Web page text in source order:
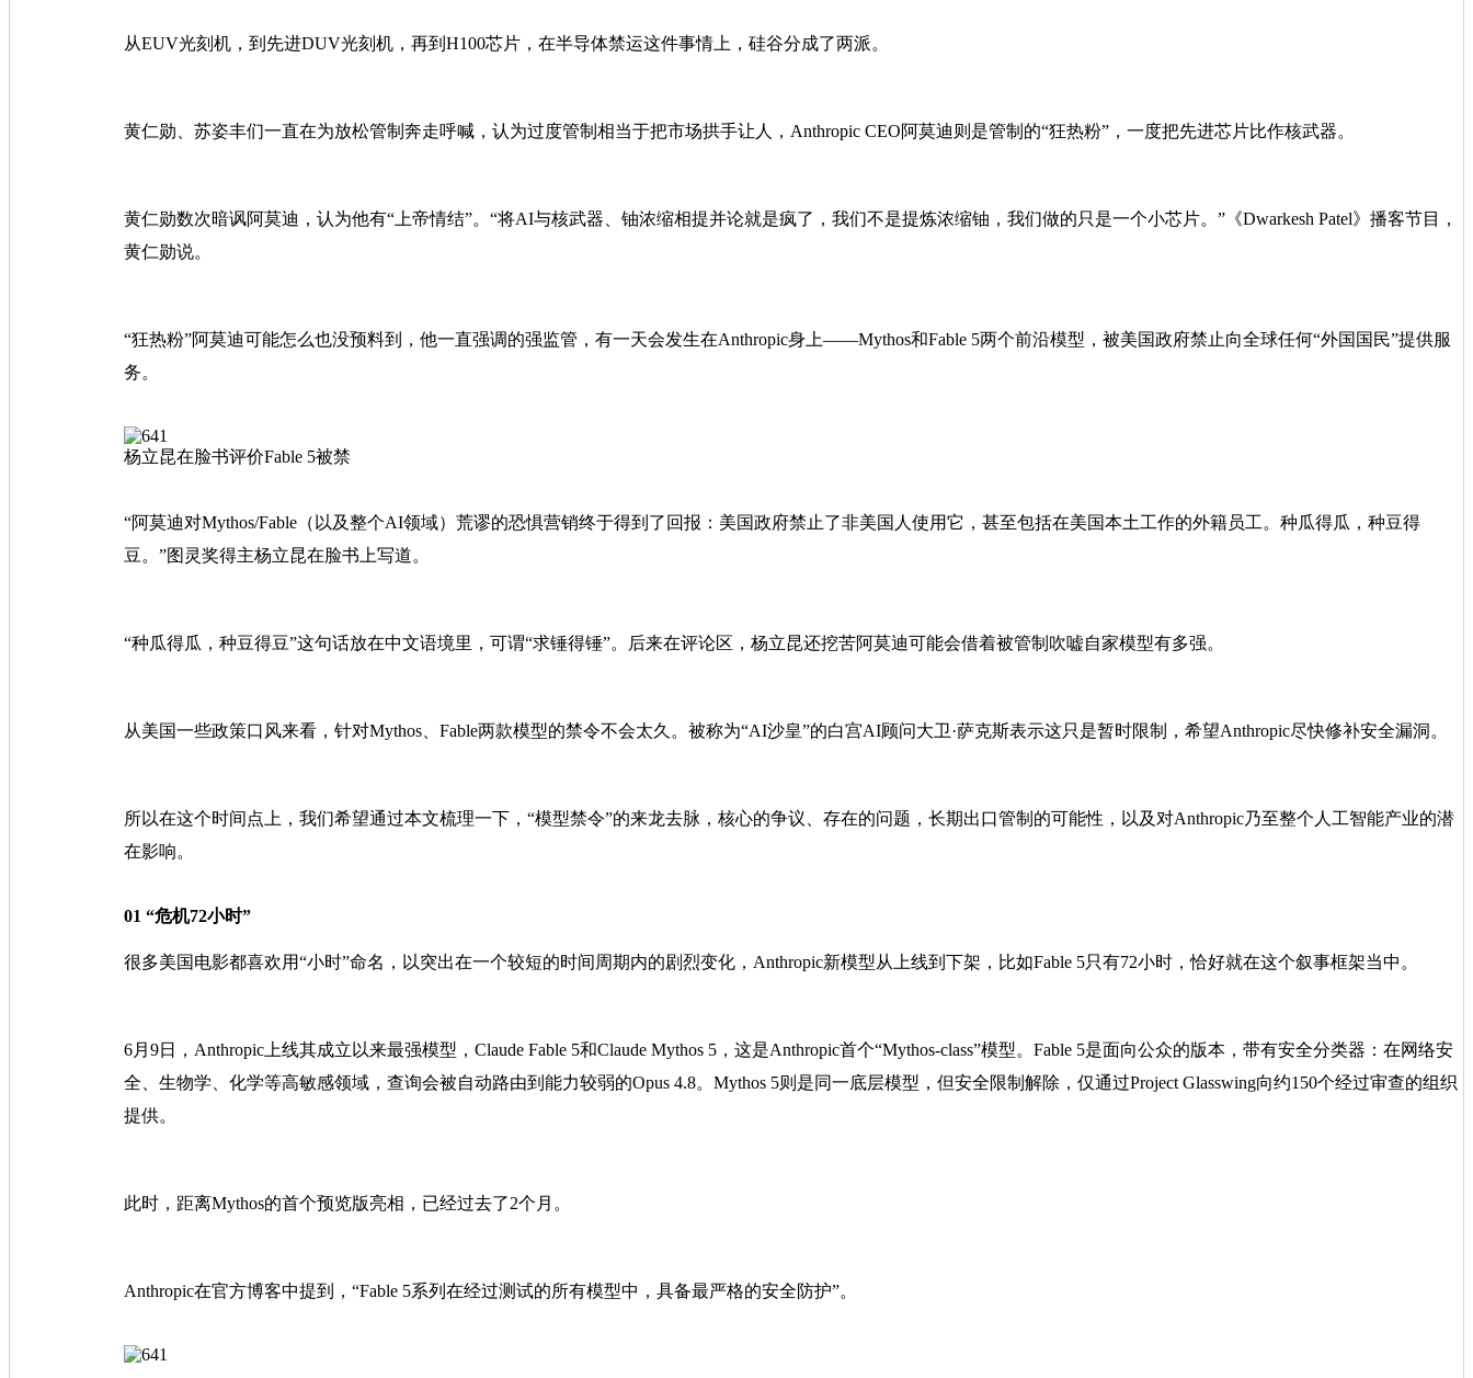
从EUV光刻机，到先进DUV光刻机，再到H100芯片，在半导体禁运这件事情上，硅谷分成了两派。
黄仁勋、苏姿丰们一直在为放松管制奔走呼喊，认为过度管制相当于把市场拱手让人，Anthropic CEO阿莫迪则是管制的“狂热粉”，一度把先进芯片比作核武器。
黄仁勋数次暗讽阿莫迪，认为他有“上帝情结”。“将AI与核武器、铀浓缩相提并论就是疯了，我们不是提炼浓缩铀，我们做的只是一个小芯片。”《Dwarkesh Patel》播客节目，
黄仁勋说。
“狂热粉”阿莫迪可能怎么也没预料到，他一直强调的强监管，有一天会发生在Anthropic身上——Mythos和Fable 5两个前沿模型，被美国政府禁止向全球任何“外国国民”提供服
务。
杨立昆在脸书评价Fable 5被禁
“阿莫迪对Mythos/Fable（以及整个AI领域）荒谬的恐惧营销终于得到了回报：美国政府禁止了非美国人使用它，甚至包括在美国本土工作的外籍员工。种瓜得瓜，种豆得
豆。”图灵奖得主杨立昆在脸书上写道。
“种瓜得瓜，种豆得豆”这句话放在中文语境里，可谓“求锤得锤”。后来在评论区，杨立昆还挖苦阿莫迪可能会借着被管制吹嘘自家模型有多强。
从美国一些政策口风来看，针对Mythos、Fable两款模型的禁令不会太久。被称为“AI沙皇”的白宫AI顾问大卫·萨克斯表示这只是暂时限制，希望Anthropic尽快修补安全漏洞。
所以在这个时间点上，我们希望通过本文梳理一下，“模型禁令”的来龙去脉，核心的争议、存在的问题，长期出口管制的可能性，以及对Anthropic乃至整个人工智能产业的潜
在影响。
01 “危机72小时”
很多美国电影都喜欢用“小时”命名，以突出在一个较短的时间周期内的剧烈变化，Anthropic新模型从上线到下架，比如Fable 5只有72小时，恰好就在这个叙事框架当中。
6月9日，Anthropic上线其成立以来最强模型，Claude Fable 5和Claude Mythos 5，这是Anthropic首个“Mythos-class”模型。Fable 5是面向公众的版本，带有安全分类器：在网络安
全、生物学、化学等高敏感领域，查询会被自动路由到能力较弱的Opus 4.8。Mythos 5则是同一底层模型，但安全限制解除，仅通过Project Glasswing向约150个经过审查的组织
提供。
此时，距离Mythos的首个预览版亮相，已经过去了2个月。
Anthropic在官方博客中提到，“Fable 5系列在经过测试的所有模型中，具备最严格的安全防护”。